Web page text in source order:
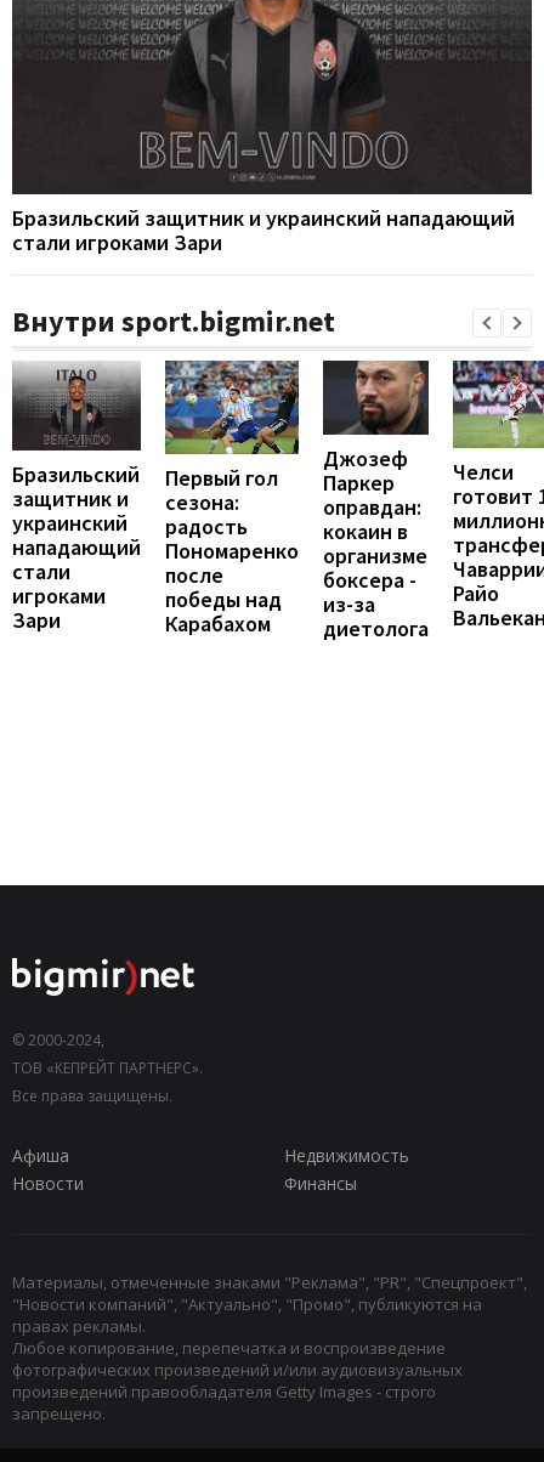
Бразильский защитник и украинский нападающий
стали игроками Зари
Внутри sport.bigmir.net
Бразильский
защитник и
украинский
нападающий
стали
игроками
Зари
Первый гол
сезона:
радость
Пономаренко
после
победы над
Карабахом
Джозеф
Паркер
оправдан:
кокаин в
организме
боксера -
из-за
диетолога
Челси
готовит
Райо
© 2000-2024,
ТОВ «КЕПРЕЙТ ПАРТНЕРС».
Все права защищены.
Афиша
Недвижимость
Новости
Финансы
Материалы, отмеченные знаками "Реклама", "PR", "Спецпроект",
"Новости компаний", "Актуально", "Промо", публикуются на
правах рекламы.
Любое копирование, перепечатка и воспроизведение
фотографических произведений и/или аудиовизуальных
произведений правообладателя Getty Images - строго
запрещено.